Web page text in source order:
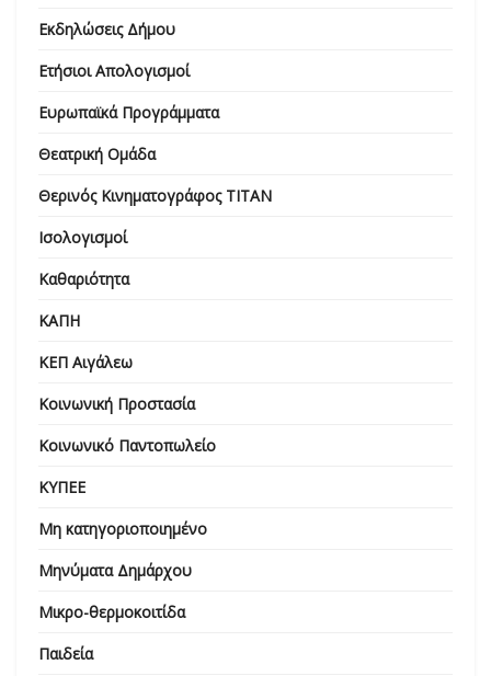
Εκδηλώσεις Δήμου
Ετήσιοι Απολογισμοί
Ευρωπαϊκά Προγράμματα
Θεατρική Ομάδα
Θερινός Κινηματογράφος ΤΙΤΑΝ
Ισολογισμοί
Καθαριότητα
ΚΑΠΗ
ΚΕΠ Αιγάλεω
Κοινωνική Προστασία
Κοινωνικό Παντοπωλείο
ΚΥΠΕΕ
Μη κατηγοριοποιημένο
Μηνύματα Δημάρχου
Μικρο-θερμοκοιτίδα
Παιδεία